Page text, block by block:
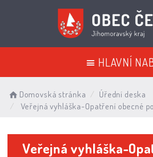
HLAVNÍ
Domovská stránka
Úřední deska
Veřejná vyhláška-Opatření obecné
Veřejná vyhláška-